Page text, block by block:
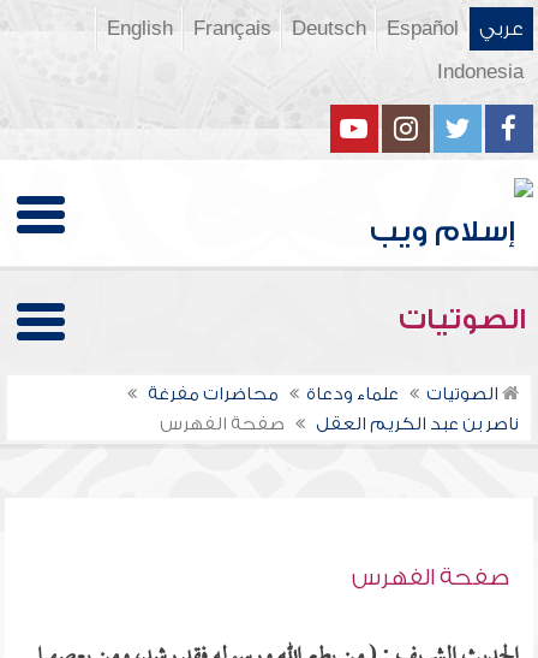
عربي Español
Deutsch
Français
English
Indonesia
الصوتيات
الصوتيات علماء ودعاة
محاضرات مفرغة
ناصر بن عبد الكريم العقل
صفحة الفهرس
صفحة الفهرس